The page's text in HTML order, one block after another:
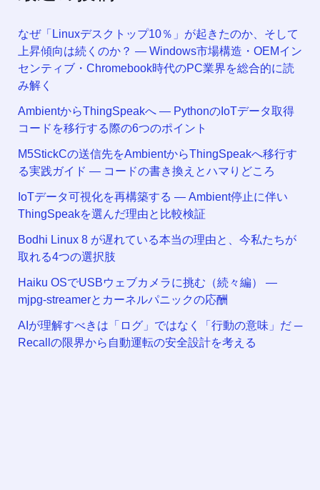
なぜ「Linuxデスクトップ10％」が起きたのか、そして
上昇傾向は続くのか？ ― Windows市場構造・OEMイン
センティブ・Chromebook時代のPC業界を総合的に読
み解く
AmbientからThingSpeakへ ― PythonのIoTデータ取得
コードを移行する際の6つのポイント
M5StickCの送信先をAmbientからThingSpeakへ移行す
る実践ガイド ― コードの書き換えとハマりどころ
IoTデータ可視化を再構築する ― Ambient停止に伴い
ThingSpeakを選んだ理由と比較検証
Bodhi Linux 8 が遅れている本当の理由と、今私たちが
取れる4つの選択肢
Haiku OSでUSBウェブカメラに挑む（続々編） —
mjpg-streamerとカーネルパニックの応酬
AIが理解すべきは「ログ」ではなく「行動の意味」だ ─
Recallの限界から自動運転の安全設計を考える